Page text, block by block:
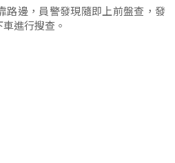
路邊，員警發現隨即上前盤查，發
進行搜查。